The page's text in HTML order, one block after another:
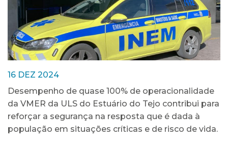
16 DEZ 2024
Desempenho de quase 100% de operacionalidade
da VMER da ULS do Estuário do Tejo contribui para
reforçar a segurança na resposta que é dada à
população em situações críticas e de risco de vida.